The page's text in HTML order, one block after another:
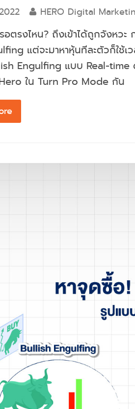
HERO Digital
อตรงไหน? ถึงเข้าได้ถูกจังหว
แต่จะมาหาหุ้นทีละตัวก็ใช้เ
Engulfing แบบ Real-
ใน Turn Pro Mode กัน